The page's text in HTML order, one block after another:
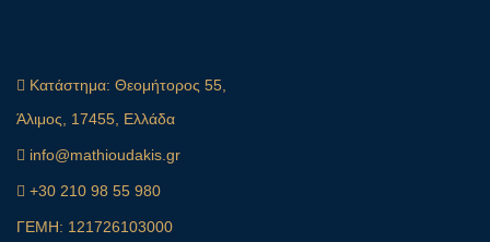
Κατάστημα: Θεομήτορος 55,
Άλιμος, 17455, Ελλάδα
info@mathioudakis.gr
+30 210 98 55 980
ΓΕΜΗ: 121726103000